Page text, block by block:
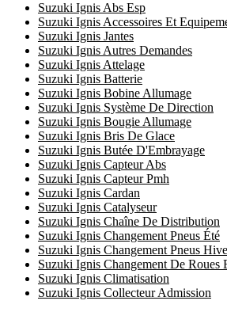
Suzuki Ignis Abs Esp
Suzuki Ignis Accessoires Et
Suzuki Ignis Jantes
Suzuki Ignis Autres Demandes
Suzuki Ignis Attelage
Suzuki Ignis Batterie
Suzuki Ignis Bobine Allumage
Suzuki Ignis Système De Direction
Suzuki Ignis Bougie Allumage
Suzuki Ignis Bris De Glace
Suzuki Ignis Butée D'Embrayage
Suzuki Ignis Capteur Abs
Suzuki Ignis Capteur Pmh
Suzuki Ignis Cardan
Suzuki Ignis Catalyseur
Suzuki Ignis Chaîne De Distribution
Suzuki Ignis Changement Pneus Été
Suzuki Ignis Changement Pneus
Suzuki Ignis Changement De Roues
Suzuki Ignis Climatisation
Suzuki Ignis Collecteur Admission